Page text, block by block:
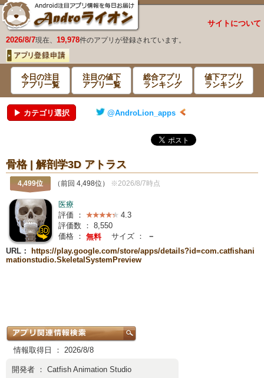
サイトについて
2026/8/7現在、 19,978件のアプリが登録されています。
今日の注目
アプリ一覧
注目の値下
アプリ一覧
総合アプリ
ランキング
値下アプリ
ランキング
▶ カテゴリ選択 @AndroLion_apps
骨格 | 解剖学3D アトラス
4,499位 （前回 4,498位） ※2026/8/7時点
医療
評価 ：
4.3
評価数 ： 8,550
価格 ： 無料 サイズ ：
－
URL：
https://play.google.com/store/apps/details?id=com.catfishani
mationstudio.SkeletalSystemPreview
情報取得日 ： 2026/8/8
開発者 ： Catfish Animation Studio